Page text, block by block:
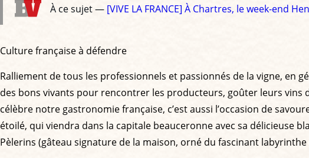
À ce sujet — [VIVE LA FRANCE] À Chartres, le week-end
Culture française à défendre
Ralliement de tous les professionnels et passionnés de la vigne, en
des bons vivants pour rencontrer les producteurs, goûter leurs
célèbre notre gastronomie française, c’est aussi l’occasion de
étoilé, qui viendra dans la capitale beauceronne avec sa délicieuse
Pèlerins (gâteau signature de la maison, orné du fascinant